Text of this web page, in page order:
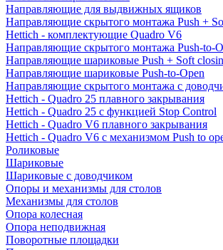
Направляющие для выдвижных ящиков
Направляющие скрытого монтажа Push +
Hettich - комплектующие Quadro V6
Направляющие скрытого монтажа Push-to-
Направляющие шариковые Push + Soft
Направляющие шариковые Push-to-Open
Направляющие скрытого монтажа с
Hettich - Quadro 25 плавного закрывания
Hettich - Quadro 25 с функцией Stop Control
Hettich - Quadro V6 плавного закрывания
Hettich - Quadro V6 с механизмом Push to
Роликовые
Шариковые
Шариковые с доводчиком
Опоры и механизмы для столов
Механизмы для столов
Опора колесная
Опора неподвижная
Поворотные площадки